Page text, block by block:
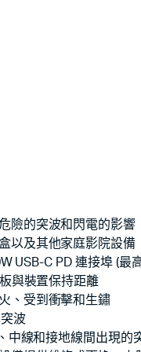
險的突波和閃電的影響
以及其他家庭影院設備
USB-C PD 連接埠 (最
與裝置保持距離
、受到衝擊和生鏽
波
中線和接地線間出現的